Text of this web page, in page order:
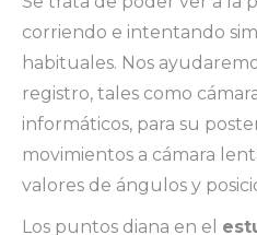
corriendo e intentando
habituales. Nos
registro, tales como
informáticos, para su
movimientos a cámara
valores de ángulos y
Los puntos diana en el